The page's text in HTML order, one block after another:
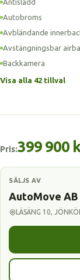
Antisladd
Autobroms
Avbländande
Avstängningsbar
Backkamera
Visa alla 42 tillval
Pris:399 900
SÄLJS AV
AutoMove AB
LÄSÄNG 10,